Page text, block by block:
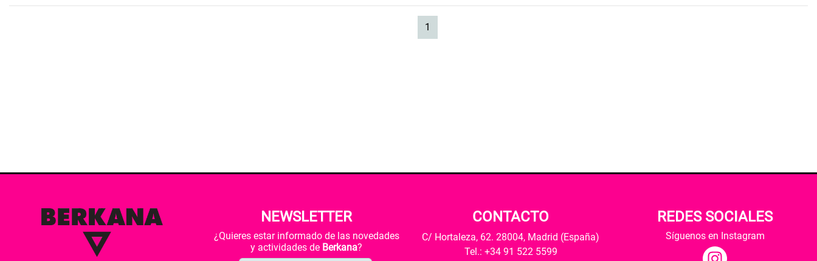
1
NEWSLETTER
¿Quieres estar informado de las novedades
y actividades de Berkana?
CONTACTO
C/ Hortaleza, 62. 28004, Madrid (España)
Tel.: +34 91 522 5599
REDES SOCIALES
Síguenos en Instagram